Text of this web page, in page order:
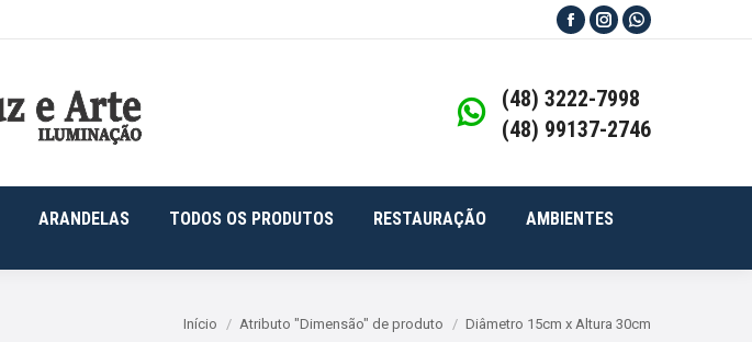
Facebook
opens
in
Instagram
opens
in
Whatsapp
opens
in
(48) 3222-7998
(48) 99137-2746
ARANDELAS TODOS OS PRODUTOS RESTAURAÇÃO AMBIENTES
Você está aqui:
Início Atributo "Dimensão" de produto Diâmetro 15cm x Altura 30cm
RESTAURAÇÃO
AMBIENTES